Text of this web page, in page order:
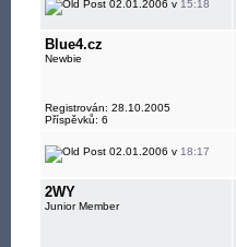
02.01.2006 v 15:18
Blue4.cz
Newbie
Registrován: 28.10.2005
Příspěvků: 6
02.01.2006 v 18:17
2WY
Junior Member